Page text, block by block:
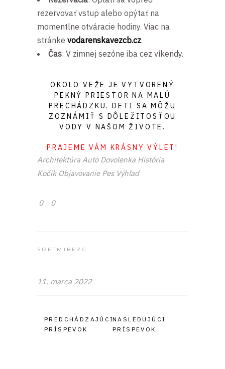
rezervovať vstup alebo opýtať na
momentlne otváracie hodiny. Viac na
stránke vodarenskavezcb.cz.
Čas: V zimnej sezóne iba cez víkendy.
OKOLO VEŽE JE VYTVORENÝ
PEKNÝ PRIESTOR NA MALÚ
PRECHÁDZKU. DETI SA MÔŽU
ZOZNÁMIŤ S DÔLEŽITOSŤOU
VODY V NAŠOM ŽIVOTE.
PRAJEME VÁM KRÁSNY VÝLET!
Architektúra Auto Dovolenka História
Kočík Objavovanie Pes Výhľad
0 0
SDETMIBEZC
11. marca 2022
PREDCHÁDZAJÚCI
PRÍSPEVOK
NASLEDUJÚCI
PRÍSPEVOK